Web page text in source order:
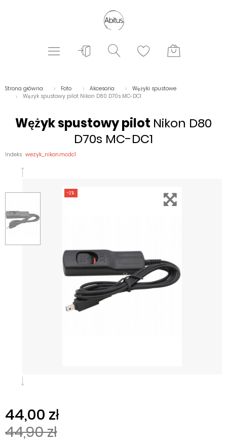
Strona główna Foto Akcesoria
Wężyki spustowe
Wężyk spustowy pilot Nikon D80 D70s MC-DC1
Wężyk spustowy pilot Nikon D80
D70s MC-DC1
Indeks wezyk_nikon.mcdc1
-2%
44,00 zł
44,90 zł